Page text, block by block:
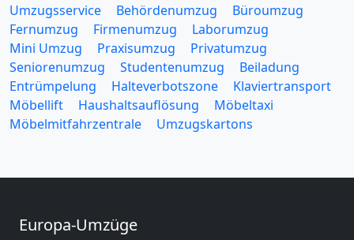
Umzugsservice Behördenumzug
Büroumzug
Fernumzug
Firmenumzug
Laborumzug
Mini Umzug
Praxisumzug
Privatumzug
Seniorenumzug
Studentenumzug
Beiladung
Entrümpelung
Halteverbotszone
Klaviertransport
Möbellift
Haushaltsauflösung
Möbeltaxi
Möbelmitfahrzentrale
Umzugskartons
Europa-Umzüge